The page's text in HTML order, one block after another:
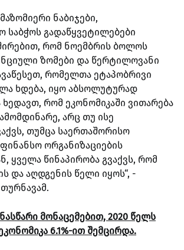
ნაბიჯები,
საბჭოს გადაწყვეტილებები
რომ ნოემბრის ბოლოს
ზომები და წერტილოვანი
რომელთა ეტაპობრივი
ხდება, იყო აბსოლუტურად
რომ ეკონომიკაში ვითარება
არც თუ ისე
თუმცა საერთაშორისო
ორგანიზაციების
ყველა წინაპირობა გვაქვს, რომ
და აღდგენის წელი იყოს“, -
მონაცემებით, 2020 წელს
6.1%-ით შემცირდა.